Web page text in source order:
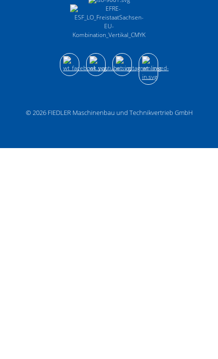
© 2026 FIEDLER Maschinenbau und Technikvertrieb GmbH